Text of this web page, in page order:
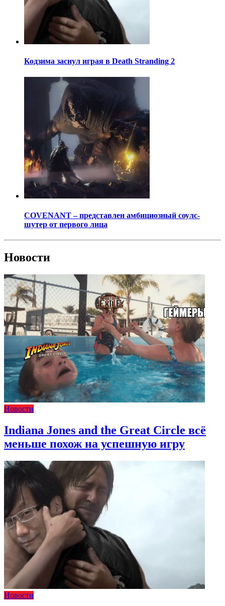
Кодзима заснул играя в Death Stranding 2
COVENANT – представлен амбициозный соулс-
шутер от первого лица
Новости
Новости
Indiana Jones and the Great Circle всё
меньше похож на успешную игру
Новости